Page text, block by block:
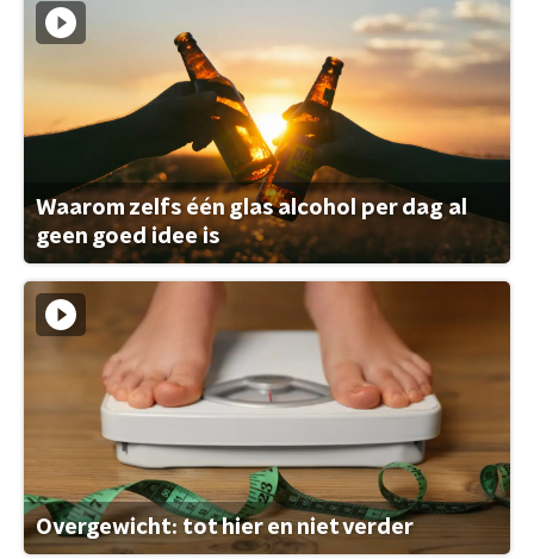
Waarom zelfs één glas alcohol per dag al
geen goed idee is
Overgewicht: tot hier en niet verder